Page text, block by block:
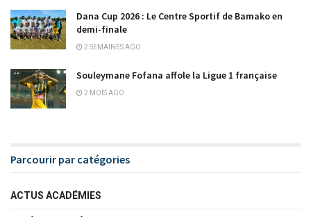
Dana Cup 2026 : Le Centre Sportif de Bamako en
demi-finale
2 SEMAINES AGO
Souleymane Fofana affole la Ligue 1 française
2 MOIS AGO
Parcourir par catégories
ACTUS ACADÉMIES